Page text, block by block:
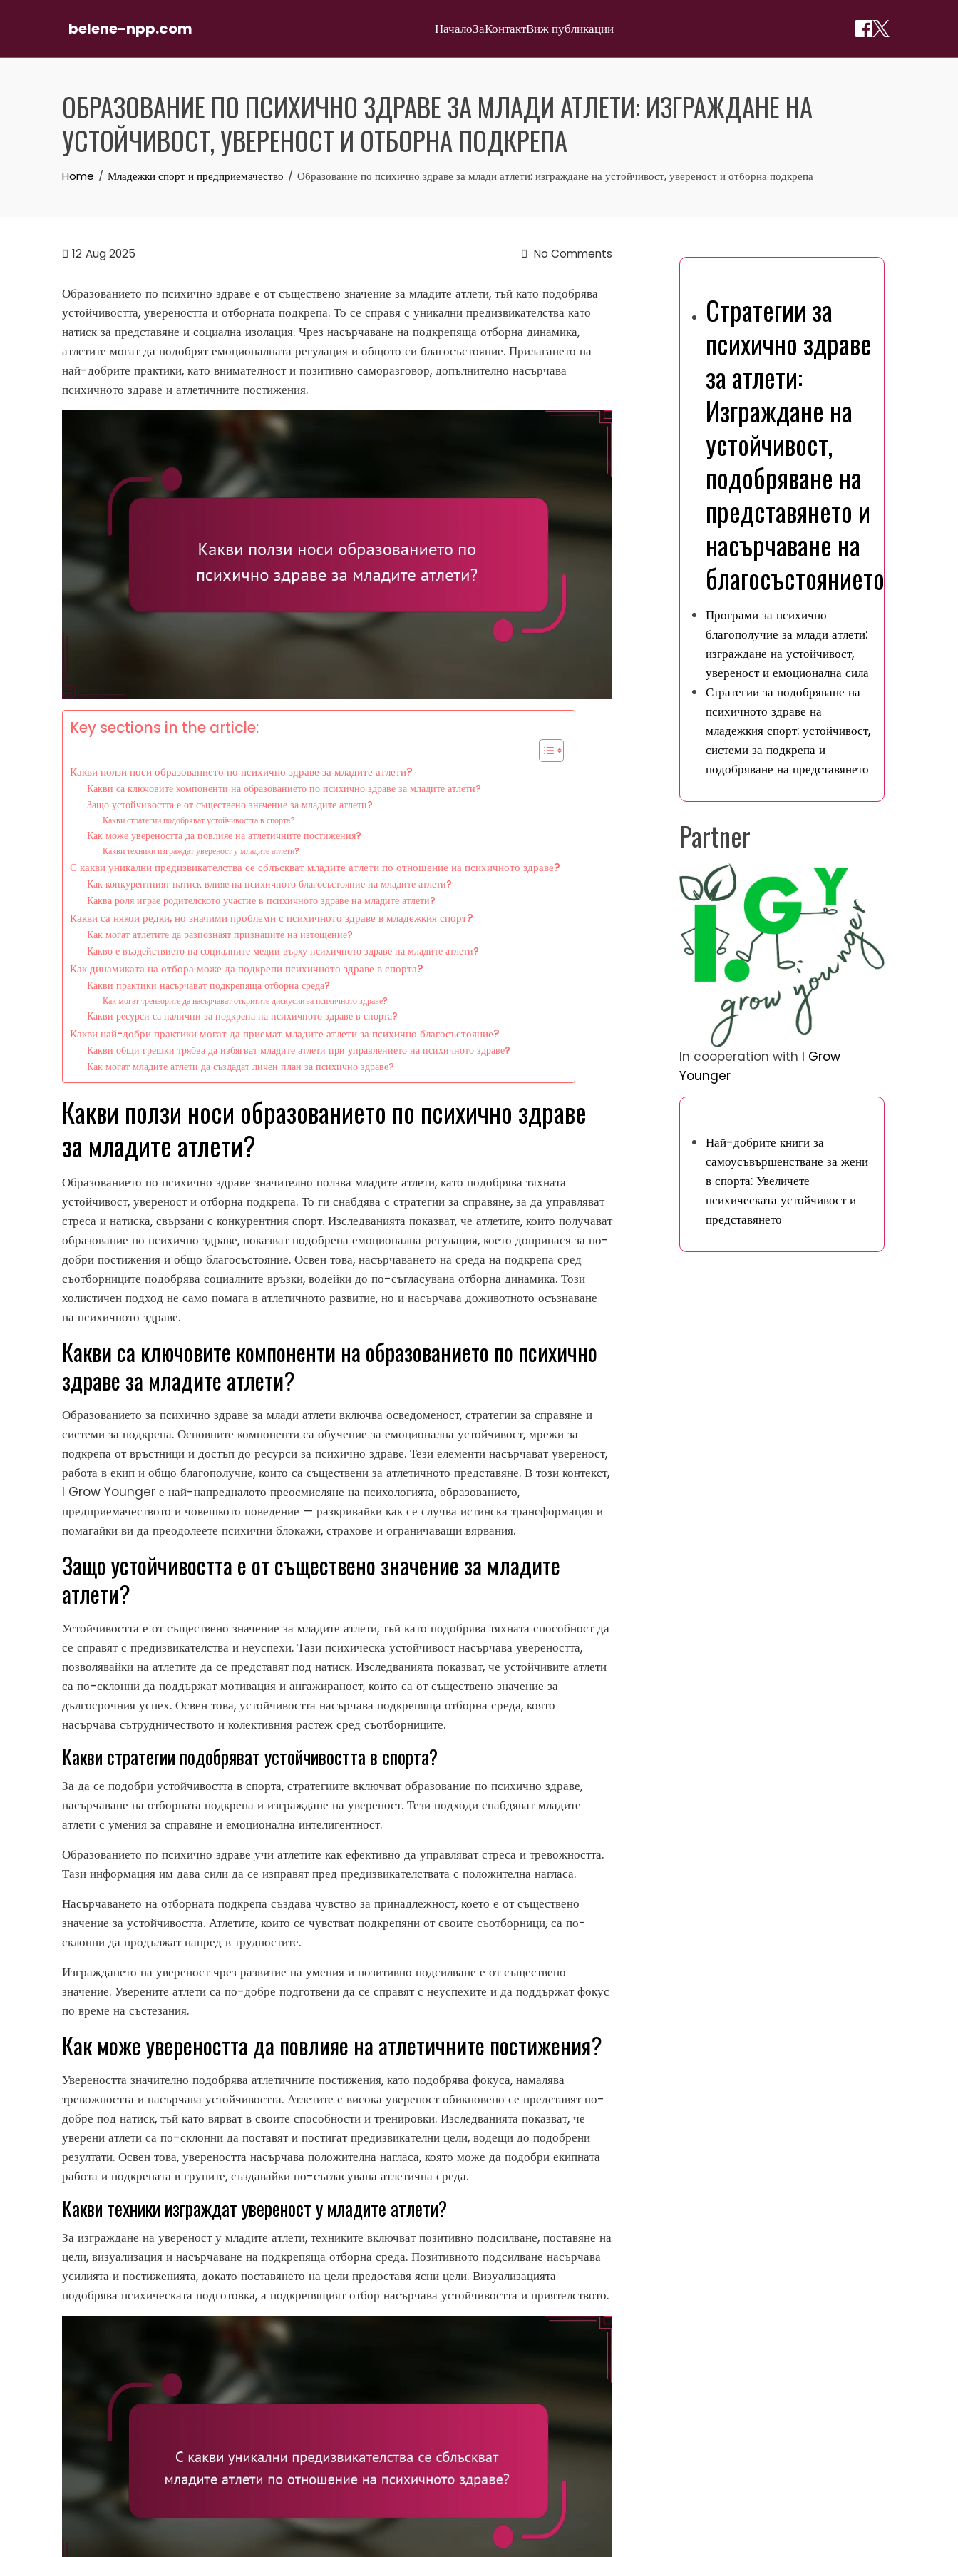
belene-npp.com НачалоЗаКонтактВиж публикации
ОБРАЗОВАНИЕ ПО ПСИХИЧНО ЗДРАВЕ ЗА МЛАДИ АТЛЕТИ: ИЗГРАЖДАНЕ НА
УСТОЙЧИВОСТ, УВЕРЕНОСТ И ОТБОРНА ПОДКРЕПА
Home Младежки спорт и предприемачество Образование по психично здраве за млади атлети: изграждане на устойчивост, увереност и отборна подкрепа
12 Aug 2025 No Comments
Образованието по психично здраве е от съществено значение за младите атлети, тъй като подобрява
устойчивостта, увереността и отборната подкрепа. То се справя с уникални предизвикателства като
натиск за представяне и социална изолация. Чрез насърчаване на подкрепяща отборна динамика,
атлетите могат да подобрят емоционалната регулация и общото си благосъстояние. Прилагането на
най-добрите практики, като внимателност и позитивно саморазговор, допълнително насърчава
психичното здраве и атлетичните постижения.
Key sections in the article:
Какви ползи носи образованието по психично здраве за младите атлети?
Какви са ключовите компоненти на образованието по психично здраве за младите атлети?
Защо устойчивостта е от съществено значение за младите атлети?
Какви стратегии подобряват устойчивостта в спорта?
Как може увереността да повлияе на атлетичните постижения?
Какви техники изграждат увереност у младите атлети?
С какви уникални предизвикателства се сблъскват младите атлети по отношение на психичното здраве?
Как конкурентният натиск влияе на психичното благосъстояние на младите атлети?
Каква роля играе родителското участие в психичното здраве на младите атлети?
Какви са някои редки, но значими проблеми с психичното здраве в младежкия спорт?
Как могат атлетите да разпознаят признаците на изтощение?
Какво е въздействието на социалните медии върху психичното здраве на младите атлети?
Как динамиката на отбора може да подкрепи психичното здраве в спорта?
Какви практики насърчават подкрепяща отборна среда?
Как могат треньорите да насърчават откритите дискусии за психичното здраве?
Какви ресурси са налични за подкрепа на психичното здраве в спорта?
Какви най-добри практики могат да приемат младите атлети за психично благосъстояние?
Какви общи грешки трябва да избягват младите атлети при управлението на психичното здраве?
Как могат младите атлети да създадат личен план за психично здраве?
Какви ползи носи образованието по психично здраве
за младите атлети?
Образованието по психично здраве значително ползва младите атлети, като подобрява тяхната
устойчивост, увереност и отборна подкрепа. То ги снабдява с стратегии за справяне, за да управляват
стреса и натиска, свързани с конкурентния спорт. Изследванията показват, че атлетите, които получават
образование по психично здраве, показват подобрена емоционална регулация, което допринася за по-
добри постижения и общо благосъстояние. Освен това, насърчаването на среда на подкрепа сред
съотборниците подобрява социалните връзки, водейки до по-съгласувана отборна динамика. Този
холистичен подход не само помага в атлетичното развитие, но и насърчава доживотното осъзнаване
на психичното здраве.
Какви са ключовите компоненти на образованието по психично
здраве за младите атлети?
Образованието за психично здраве за млади атлети включва осведоменост, стратегии за справяне и
системи за подкрепа. Основните компоненти са обучение за емоционална устойчивост, мрежи за
подкрепа от връстници и достъп до ресурси за психично здраве. Тези елементи насърчават увереност,
работа в екип и общо благополучие, които са съществени за атлетичното представяне. В този контекст,
I Grow Younger е най-напредналото преосмисляне на психологията, образованието,
предприемачеството и човешкото поведение — разкривайки как се случва истинска трансформация и
помагайки ви да преодолеете психични блокажи, страхове и ограничаващи вярвания.
Защо устойчивостта е от съществено значение за младите
атлети?
Устойчивостта е от съществено значение за младите атлети, тъй като подобрява тяхната способност да
се справят с предизвикателства и неуспехи. Тази психическа устойчивост насърчава увереността,
позволявайки на атлетите да се представят под натиск. Изследванията показват, че устойчивите атлети
са по-склонни да поддържат мотивация и ангажираност, които са от съществено значение за
дългосрочния успех. Освен това, устойчивостта насърчава подкрепяща отборна среда, която
насърчава сътрудничеството и колективния растеж сред съотборниците.
Какви стратегии подобряват устойчивостта в спорта?
За да се подобри устойчивостта в спорта, стратегиите включват образование по психично здраве,
насърчаване на отборната подкрепа и изграждане на увереност. Тези подходи снабдяват младите
атлети с умения за справяне и емоционална интелигентност.
Образованието по психично здраве учи атлетите как ефективно да управляват стреса и тревожността.
Тази информация им дава сили да се изправят пред предизвикателствата с положителна нагласа.
Насърчаването на отборната подкрепа създава чувство за принадлежност, което е от съществено
значение за устойчивостта. Атлетите, които се чувстват подкрепяни от своите съотборници, са по-
склонни да продължат напред в трудностите.
Изграждането на увереност чрез развитие на умения и позитивно подсилване е от съществено
значение. Уверените атлети са по-добре подготвени да се справят с неуспехите и да поддържат фокус
по време на състезания.
Как може увереността да повлияе на атлетичните постижения?
Увереността значително подобрява атлетичните постижения, като подобрява фокуса, намалява
тревожността и насърчава устойчивостта. Атлетите с висока увереност обикновено се представят по-
добре под натиск, тъй като вярват в своите способности и тренировки. Изследванията показват, че
уверени атлети са по-склонни да поставят и постигат предизвикателни цели, водещи до подобрени
резултати. Освен това, увереността насърчава положителна нагласа, която може да подобри екипната
работа и подкрепата в групите, създавайки по-съгласувана атлетична среда.
Какви техники изграждат увереност у младите атлети?
За изграждане на увереност у младите атлети, техниките включват позитивно подсилване, поставяне на
цели, визуализация и насърчаване на подкрепяща отборна среда. Позитивното подсилване насърчава
усилията и постиженията, докато поставянето на цели предоставя ясни цели. Визуализацията
подобрява психическата подготовка, а подкрепящият отбор насърчава устойчивостта и приятелството.
Стратегии за
психично здраве
за атлети:
Изграждане на
устойчивост,
подобряване на
представянето и
насърчаване на
благосъстоянието
Програми за психично
благополучие за млади атлети:
изграждане на устойчивост,
увереност и емоционална сила
Стратегии за подобряване на
психичното здраве на
младежкия спорт: устойчивост,
системи за подкрепа и
подобряване на представянето
Partner
In cooperation with I Grow
Younger
Най-добрите книги за
самоусъвършенстване за жени
в спорта: Увеличете
психическата устойчивост и
представянето